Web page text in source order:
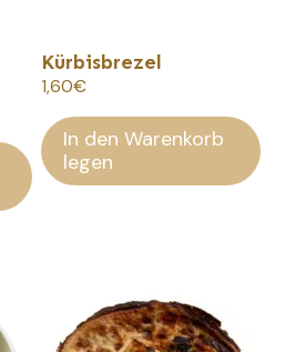
Kürbisbrezel
1,60€
In den Warenkorb
legen